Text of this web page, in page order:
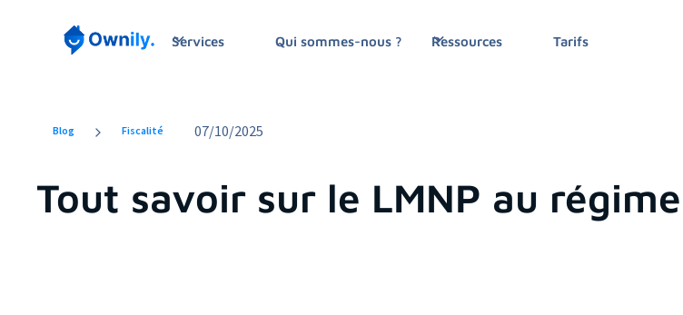
Services Qui sommes-nous ? Ressources Tarifs
Blog Fiscalité 07/10/2025
Tout savoir sur le LMNP au